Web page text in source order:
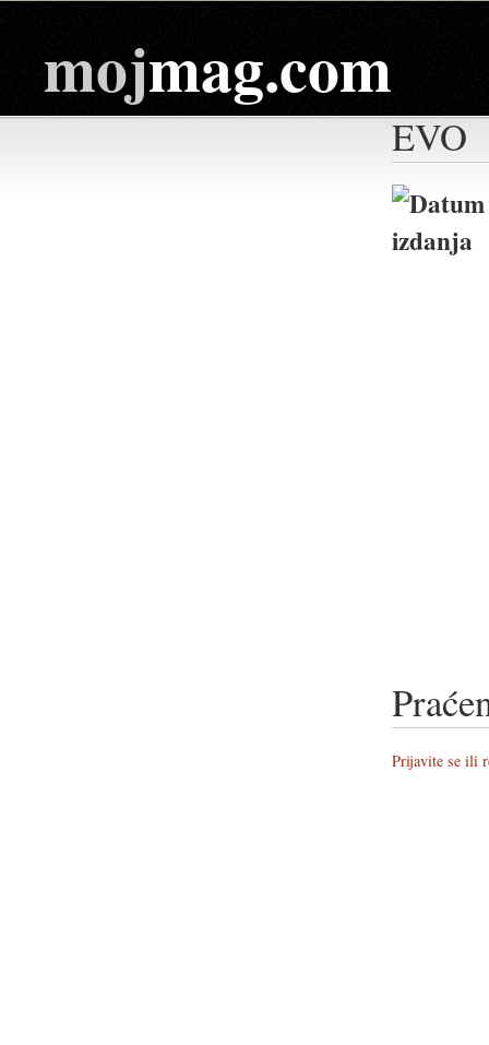
mojmag.com
EVO
Prijavite se ili